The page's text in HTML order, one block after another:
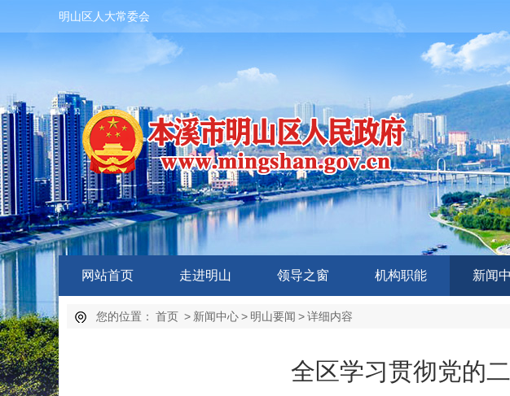
明山区人大常委会
网站首页 走进明山 领导之窗 机构职能 新闻
您的位置： 首页 > 新闻中心> 明山要闻 >详细内容
全区学习贯彻党的